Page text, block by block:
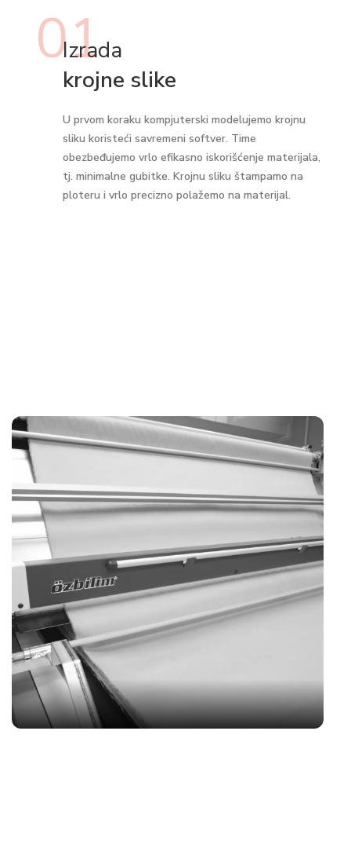
01
Izrada
krojne slike
U prvom koraku kompjuterski modelujemo krojnu
sliku koristeći savremeni softver. Time
obezbeđujemo vrlo efikasno iskorišćenje materijala,
tj. minimalne gubitke. Krojnu sliku štampamo na
ploteru i vrlo precizno polažemo na materijal.